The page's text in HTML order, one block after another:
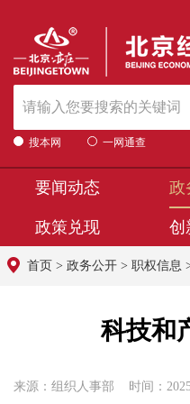
搜本网 一网通查
要闻动态 政
政策兑现 创
首页 > 政务公开 > 职权信息
科技和
来源：组织人事部 时间：